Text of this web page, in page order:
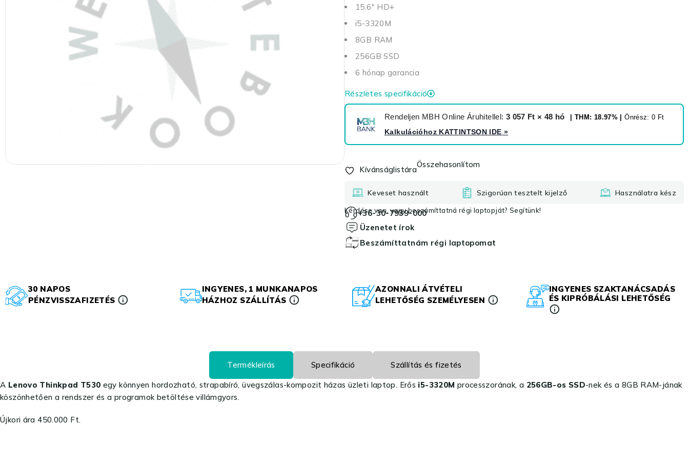
15.6" HD+
i5-3320M
8GB RAM
256GB SSD
6 hónap garancia
Részletes specifikáció
Rendeljen MBH Online Áruhitellel: 3 057 Ft × 48 hó | THM: 18.97% |Önrész: 0 Ft
Kalkulációhoz KATTINTSON IDE »
Kívánságlistára
Összehasonlítom
Keveset használt Szigorúan tesztelt kijelző Használatra kész
Kérdése van, vagy beszámíttatná régi laptopját? Segítünk!
+36-30-7939-000
Üzenetet írok
Beszámíttatnám régi laptopomat
30 NAPOS
PÉNZVISSZAFIZETÉS
INGYENES, 1 MUNKANAPOS
HÁZHOZ SZÁLLÍTÁS
AZONNALI ÁTVÉTELI
LEHETŐSÉG SZEMÉLYESEN
INGYENES SZAKTANÁCSADÁS
ÉS KIPRÓBÁLÁSI LEHETŐSÉG
Termékleírás Specifikáció Szállítás és fizetés
A Lenovo Thinkpad T530 egy könnyen hordozható, strapabíró, üvegszálas-kompozit házas üzleti laptop. Erős i5-3320M processzorának, a 256GB-os SSD-nek és a 8GB RAM-jának
köszönhetően a rendszer és a programok betöltése villámgyors.
Újkori ára 450.000 Ft.